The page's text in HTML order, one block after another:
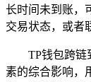
长时间未到账，
交易状态，或者
TP钱包跨链
素的综合影响，